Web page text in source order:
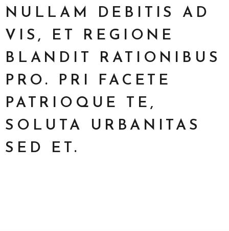
NULLAM DEBITIS AD
VIS, ET REGIONE
BLANDIT RATIONIBUS
PRO. PRI FACETE
PATRIOQUE TE,
SOLUTA URBANITAS
SED ET.